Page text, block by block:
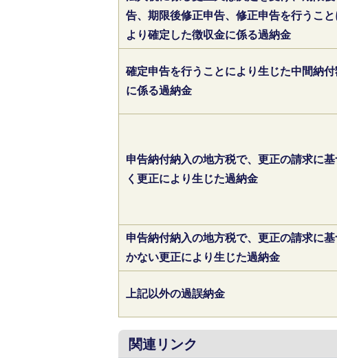
告、期限後修正申告、修正申告を行うこと
より確定した徴収金に係る過納金
確定申告を行うことにより生じた中間納付
に係る過納金
申告納付納入の地方税で、更正の請求に基
く更正により生じた過納金
申告納付納入の地方税で、更正の請求に基
かない更正により生じた過納金
上記以外の過誤納金
関連リンク